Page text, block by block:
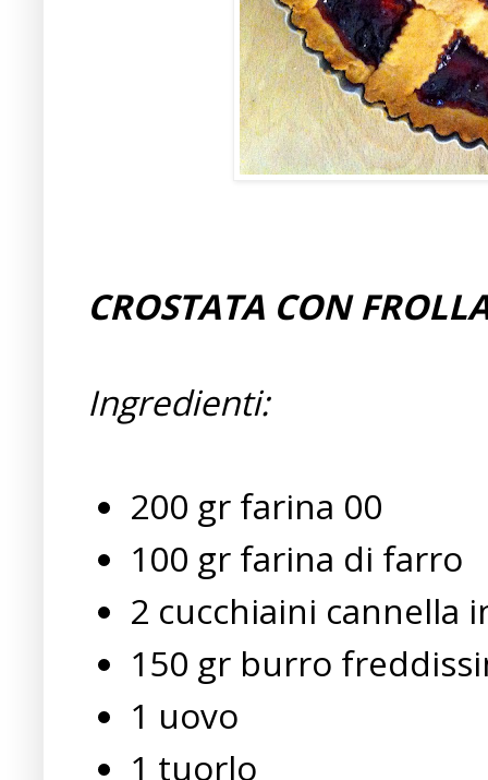
CROSTATA CON
Ingredienti:
200 gr farina 00
100 gr farina di farro
2 cucchiaini cannella
150 gr burro
1 uovo
1 tuorlo